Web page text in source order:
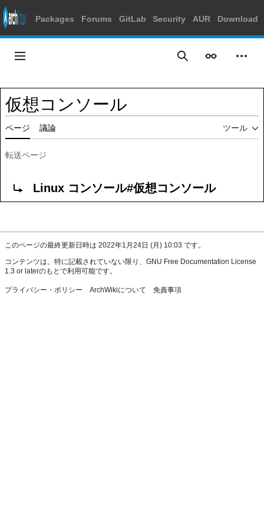
Packages Forums GitLab Security AUR Download
に
ス
キ
ッ
プ
メインメニュー 検索 表示 個人
仮想コンソール
ページ 議論 ツール
転送ページ
Linux コンソール#仮想コンソール
このページの最終更新日時は 2022年1月24日 (月) 10:03 です。
コンテンツは、特に記載されていない限り、 GNU Free Documentation License
1.3 or laterのもとで利用可能です。
プライバシー・ポリシー ArchWikiについて 免責事項